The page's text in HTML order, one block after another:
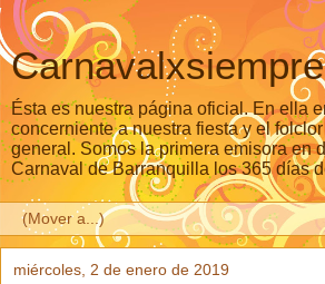
Ésta es nuestra página oficial. En ella
concerniente a nuestra fiesta y el
general. Somos la primera emisora en
Carnaval de Barranquilla los 365 días
miércoles, 2 de enero de 2019